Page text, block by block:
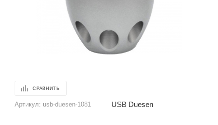
СРАВНИТЬ
Артикул: usb-duesen-1081 USB Duesen